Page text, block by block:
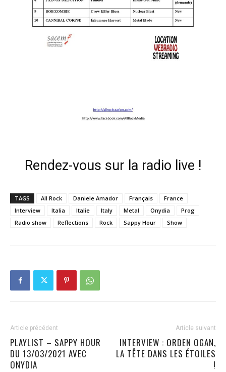
Rendez-vous sur la radio live !
TAGS All Rock Daniele Amador Français
France
Interview
Italia Italie Italy Metal Onydia
Prog
Radio show
Reflections Rock Sappy Hour Show
Article précédent
PLAYLIST – SAPPY HOUR
DU 13/03/2021 AVEC
ONYDIA
Article suivant
INTERVIEW : ORDEN OGAN,
LA TÊTE DANS LES ÉTOILES
!